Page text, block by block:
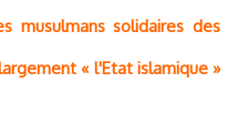
musulmans solidaires des
« l'Etat islamique »